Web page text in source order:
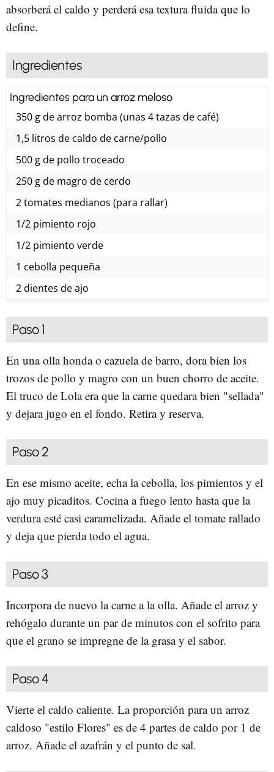
absorberá el caldo y perderá esa textura fluida que lo
define.
Ingredientes
Ingredientes para un arroz meloso
350 g de arroz bomba (unas 4 tazas de café)
1,5 litros de caldo de carne/pollo
500 g de pollo troceado
250 g de magro de cerdo
2 tomates medianos (para rallar)
1/2 pimiento rojo
1/2 pimiento verde
1 cebolla pequeña
2 dientes de ajo
Paso 1
En una olla honda o cazuela de barro, dora bien los
trozos de pollo y magro con un buen chorro de aceite.
El truco de Lola era que la carne quedara bien "sellada"
y dejara jugo en el fondo. Retira y reserva.
Paso 2
En ese mismo aceite, echa la cebolla, los pimientos y el
ajo muy picaditos. Cocina a fuego lento hasta que la
verdura esté casi caramelizada. Añade el tomate rallado
y deja que pierda todo el agua.
Paso 3
Incorpora de nuevo la carne a la olla. Añade el arroz y
rehógalo durante un par de minutos con el sofrito para
que el grano se impregne de la grasa y el sabor.
Paso 4
Vierte el caldo caliente. La proporción para un arroz
caldoso "estilo Flores" es de 4 partes de caldo por 1 de
arroz. Añade el azafrán y el punto de sal.